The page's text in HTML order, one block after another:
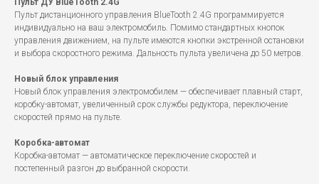
Пульт ДУ BlueTooth 2.4G
Пульт дистанционного управления BlueTooth 2.4G программируется
индивидуально на ваш электромобиль. Помимо стандартных кнопок
управления движением, на пульте имеются кнопки экстренной остановки
и выбора скоростного режима. Дальность пульта увеличена до 50 метров.
Новый блок управления
Новый блок управления электромобилем — обеспечивает плавный старт,
коробку-автомат, увеличенный срок службы редуктора, переключение
скоростей прямо на пульте.
Коробка-автомат
Коробка-автомат — автоматическое переключение скоростей и
постепенный разгон до выбранной скорости.